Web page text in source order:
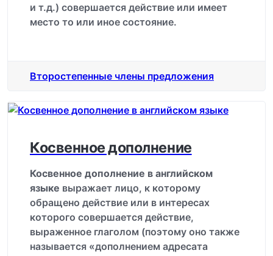
и т.д.) совершается действие или имеет
место то или иное состояние.
Второстепенные члены предложения
Косвенное дополнение
Косвенное дополнение в английском
языке выражает лицо, к которому
обращено действие или в интересах
которого совершается действие,
выраженное глаголом (поэтому оно также
называется «дополнением адресата